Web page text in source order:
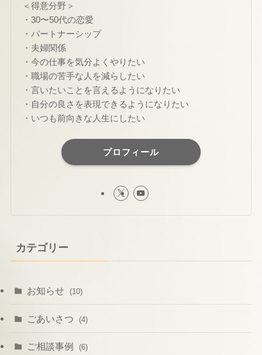
＜得意分野＞
・30〜50代の恋愛
・パートナーシップ
・夫婦関係
・今の仕事を気分よくやりたい
・職場の苦手な人を減らしたい
・言いたいことを言えるようになりたい
・自分の良さを表現できるようになりたい
・いつも前向きな人生にしたい
プロフィール
カテゴリー
お知らせ (10)
ごあいさつ (4)
ご相談事例 (6)